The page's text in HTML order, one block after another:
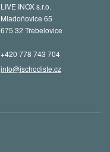
LIVE INOX s.r.o.
Mladoňovice 65
675 32 Třebelovice
+420 778 743 704
info@ischodiste.cz